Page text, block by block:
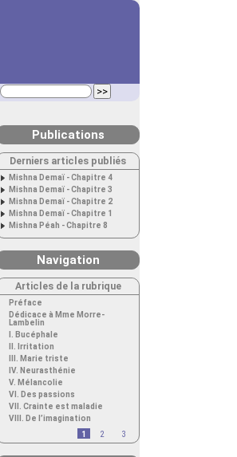
Publications
Derniers articles publiés
Mishna Demaï - Chapitre 4
Mishna Demaï - Chapitre 3
Mishna Demaï - Chapitre 2
Mishna Demaï - Chapitre 1
Mishna Péah - Chapitre 8
Navigation
Articles de la rubrique
Préface
Dédicace à Mme Morre-
Lambelin
I. Bucéphale
II. Irritation
III. Marie triste
IV. Neurasthénie
V. Mélancolie
VI. Des passions
VII. Crainte est maladie
VIII. De l’imagination
1
2 3